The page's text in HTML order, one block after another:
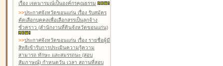
เรื่อง เจตนารมณ์เป็นองค์กรคุณธรรม
>>ประกาศจังหวัดขอนแก่น เรื่อง รับสมัคร
คัดเลือกบุคคลเพื่อเลือกสรรเป็นลูกจ้าง
ชั่วคราว (สำนักงานที่ดินจังหวัดขอนแก่น)
>>ประกาศจังหวัดขอนแก่น เรื่อง รายชื่อผู้มี
สิทธิเข้ารับการประเมินความรู้ความ
สามารถ ทักษะ และสมรรถนะ (สอบ
สัมภาษณ์) กำหนดวัน เวลา สถานที่สอบ